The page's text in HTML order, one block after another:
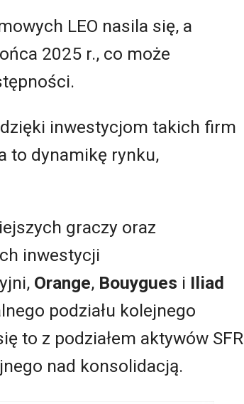
LEO nasila się, a
2025 r., co może
dzięki inwestycjom takich firm
to dynamikę rynku,
graczy oraz
inwestycji
Orange, Bouygues i Iliad
podziału kolejnego
to z podziałem aktywów SFR
nad konsolidacją.